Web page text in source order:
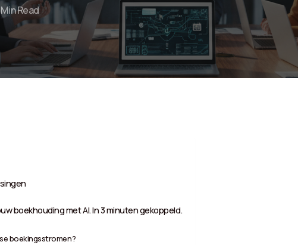
Read
boekhouding met AI. In 3 minuten gekoppeld.
boekingsstromen?